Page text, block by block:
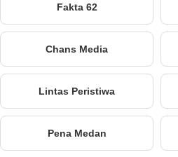
Fakta 62
Chans Media
Lintas Peristiwa
Pena Medan